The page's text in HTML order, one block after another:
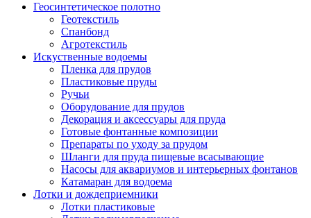
Геосинтетическое полотно
Геотекстиль
Спанбонд
Агротекстиль
Искуственные водоемы
Пленка для прудов
Пластиковые пруды
Ручьи
Оборудование для прудов
Декорация и аксессуары для пруда
Готовые фонтанные композиции
Препараты по уходу за прудом
Шланги для пруда пищевые всасывающие
Насосы для аквариумов и интерьерных фонтанов
Катамаран для водоема
Лотки и дождеприемники
Лотки пластиковые